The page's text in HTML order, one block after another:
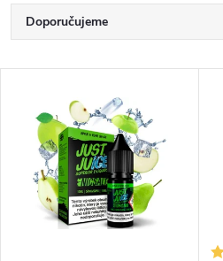
Ř
a
Doporučujeme
Nejprodávanější
Abecedně